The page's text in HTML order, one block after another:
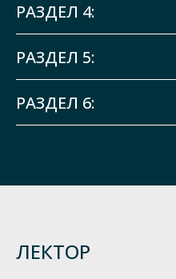
РАЗДЕЛ 4:
РАЗДЕЛ 5:
РАЗДЕЛ 6:
ЛЕКТОР